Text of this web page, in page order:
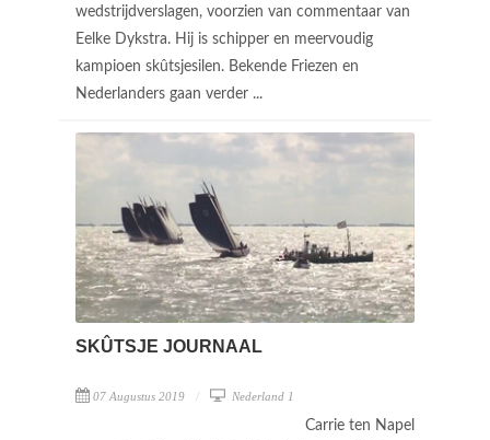
wedstrijdverslagen, voorzien van commentaar van
Eelke Dykstra. Hij is schipper en meervoudig
kampioen skûtsjesilen. Bekende Friezen en
Nederlanders gaan verder ...
SKÛTSJE JOURNAAL
07 Augustus 2019 Nederland 1
Carrie ten Napel